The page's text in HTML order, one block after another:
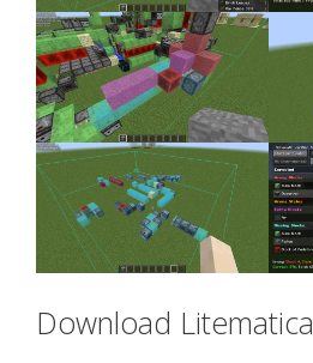
Download Litematica